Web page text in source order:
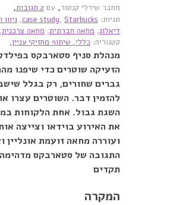
מחבר שירלי קנטור, עם 2 תגובות ,
קטגוריה: כללי, שיתוף מחזיקי עניין,
תגיות: case study, Starbucks
,
דיאלוג, מחאה חברתית, מחאה צרכנית,
מנהלת סניף סטארבקס
הזעיקה שוטרים כדי שיפנו
גברים שחורים, רק בגלל
להזמין דבר. השוטרים עצרו
השגת גבול. אחת הלקוחות
את האירוע בוידאו וצייצה
ועוררה מחאה זועמת אונליין
התגובה של סטארבקס
תקדים
המקרה